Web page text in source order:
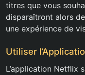
titres que vous
disparaîtront alors
une expérience de
Utiliser
L’application Netflix